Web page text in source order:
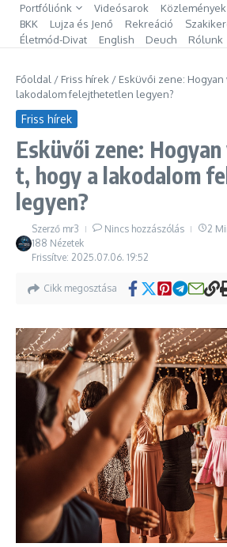
Ugrás a tartalomhoz
Portfóliónk Videósarok
Közlemények
BKK
Lujza és Jenő Rekreáció
Életmód-Divat
English Deuch Rólunk
Főoldal / Friss hírek / Esküvői zene: Hogyan
lakodalom felejthetetlen legyen?
Friss hírek
Esküvői zene: Hogyan
t, hogy a lakodalom
legyen?
Szerző mr3 Nincs hozzászólás
2
188 Nézetek
Frissítve: 2025.07.06. 19:52
Cikk megosztása